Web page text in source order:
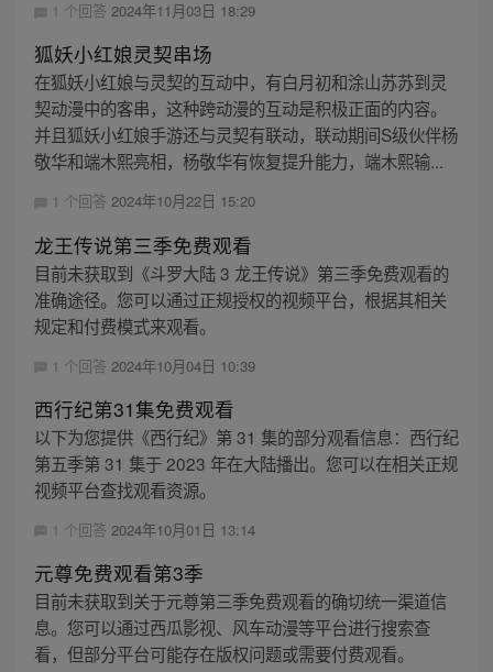
1 个回答 2024年11月03日 18:29
狐妖小红娘灵契串场
在狐妖小红娘与灵契的互动中，有白月初和涂山苏苏到灵
契动漫中的客串，这种跨动漫的互动是积极正面的内容。
并且狐妖小红娘手游还与灵契有联动，联动期间S级伙伴杨
敬华和端木熙亮相，杨敬华有恢复提升能力，端木熙输...
1 个回答 2024年10月22日 15:20
龙王传说第三季免费观看
目前未获取到《斗罗大陆 3 龙王传说》第三季免费观看的
准确途径。您可以通过正规授权的视频平台，根据其相关
规定和付费模式来观看。
1 个回答 2024年10月04日 10:39
西行纪第31集免费观看
以下为您提供《西行纪》第 31 集的部分观看信息：西行纪
第五季第 31 集于 2023 年在大陆播出。您可以在相关正规
视频平台查找观看资源。
1 个回答 2024年10月01日 13:14
元尊免费观看第3季
目前未获取到关于元尊第三季免费观看的确切统一渠道信
息。您可以通过西瓜影视、风车动漫等平台进行搜索查
看，但部分平台可能存在版权问题或需要付费观看。